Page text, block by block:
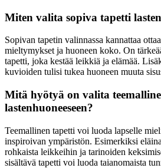
Miten valita sopiva tapetti
Sopivan tapetin valinnassa kannattaa
mieltymykset ja huoneen koko. On
tapetti, joka kestää leikkiä ja elämää.
kuvioiden tulisi tukea huoneen muuta
Mitä hyötyä on valita
lastenhuoneeseen?
Teemallinen tapetti voi luoda lapselle
inspiroivan ympäristön. Esimerkiksi
rohkaista leikkeihin ja tarinoiden
sisältävä tapetti voi luoda taianomaista